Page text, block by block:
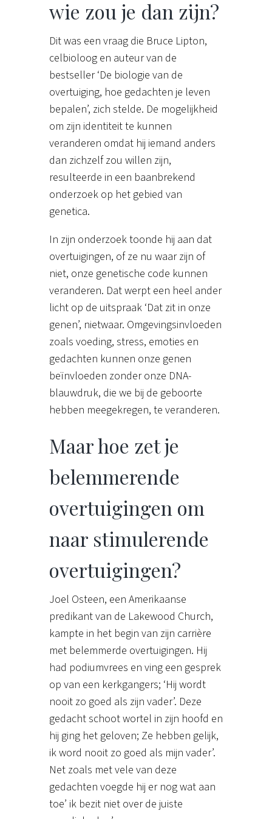
wie zou je dan zijn?
Dit was een vraag die Bruce Lipton,
celbioloog en auteur van de
bestseller ‘De biologie van de
overtuiging, hoe gedachten je leven
bepalen’, zich stelde. De mogelijkheid
om zijn identiteit te kunnen
veranderen omdat hij iemand anders
dan zichzelf zou willen zijn,
resulteerde in een baanbrekend
onderzoek op het gebied van
genetica.
In zijn onderzoek toonde hij aan dat
overtuigingen, of ze nu waar zijn of
niet, onze genetische code kunnen
veranderen. Dat werpt een heel ander
licht op de uitspraak ‘Dat zit in onze
genen’, nietwaar. Omgevingsinvloeden
zoals voeding, stress, emoties en
gedachten kunnen onze genen
beïnvloeden zonder onze DNA-
blauwdruk, die we bij de geboorte
hebben meegekregen, te veranderen.
Maar hoe zet je
belemmerende
overtuigingen om
naar stimulerende
overtuigingen?
Joel Osteen, een Amerikaanse
predikant van de Lakewood Church,
kampte in het begin van zijn carrière
met belemmerde overtuigingen. Hij
had podiumvrees en ving een gesprek
op van een kerkgangers; ‘Hij wordt
nooit zo goed als zijn vader’. Deze
gedacht schoot wortel in zijn hoofd en
hij ging het geloven; Ze hebben gelijk,
ik word nooit zo goed als mijn vader’.
Net zoals met vele van deze
gedachten voegde hij er nog wat aan
toe’ ik bezit niet over de juiste